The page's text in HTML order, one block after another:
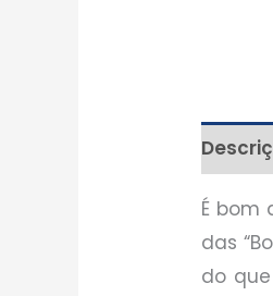
É bom
das
do